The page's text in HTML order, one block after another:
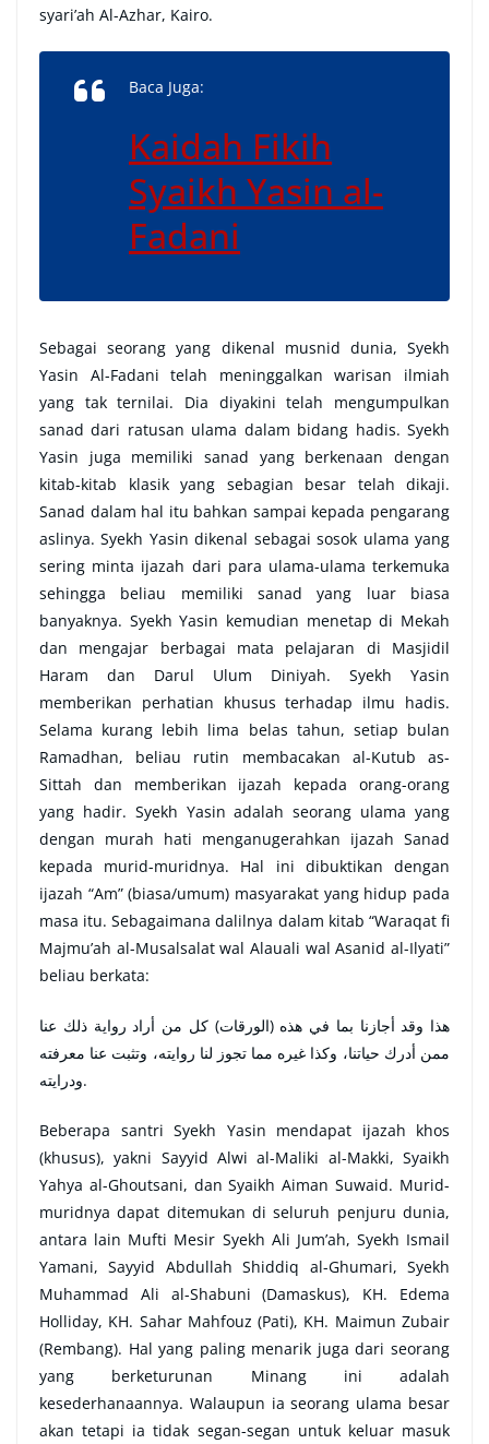
syari’ah Al-Azhar, Kairo.
Baca Juga:
Kaidah Fikih
Syaikh Yasin al-
Fadani
Sebagai seorang yang dikenal musnid dunia, Syekh
Yasin Al-Fadani telah meninggalkan warisan ilmiah
yang tak ternilai. Dia diyakini telah mengumpulkan
sanad dari ratusan ulama dalam bidang hadis. Syekh
Yasin juga memiliki sanad yang berkenaan dengan
kitab-kitab klasik yang sebagian besar telah dikaji.
Sanad dalam hal itu bahkan sampai kepada pengarang
aslinya. Syekh Yasin dikenal sebagai sosok ulama yang
sering minta ijazah dari para ulama-ulama terkemuka
sehingga beliau memiliki sanad yang luar biasa
banyaknya. Syekh Yasin kemudian menetap di Mekah
dan mengajar berbagai mata pelajaran di Masjidil
Haram dan Darul Ulum Diniyah. Syekh Yasin
memberikan perhatian khusus terhadap ilmu hadis.
Selama kurang lebih lima belas tahun, setiap bulan
Ramadhan, beliau rutin membacakan al-Kutub as-
Sittah dan memberikan ijazah kepada orang-orang
yang hadir. Syekh Yasin adalah seorang ulama yang
dengan murah hati menganugerahkan ijazah Sanad
kepada murid-muridnya. Hal ini dibuktikan dengan
ijazah “Am” (biasa/umum) masyarakat yang hidup pada
masa itu. Sebagaimana dalilnya dalam kitab “Waraqat fi
Majmu’ah al-Musalsalat wal Alauali wal Asanid al-Ilyati”
beliau berkata:
هذا وقد أجازنا بما في هذه (الورقات) كل من أراد رواية ذلك عنا
ممن أدرك حياتنا، وكذا غيره مما تجوز لنا روايته، وتثبت عنا معرفته
ودرايته.
Beberapa santri Syekh Yasin mendapat ijazah khos
(khusus), yakni Sayyid Alwi al-Maliki al-Makki, Syaikh
Yahya al-Ghoutsani, dan Syaikh Aiman ​​Suwaid. Murid-
muridnya dapat ditemukan di seluruh penjuru dunia,
antara lain Mufti Mesir Syekh Ali Jum’ah, Syekh Ismail
Yamani, Sayyid Abdullah Shiddiq al-Ghumari, Syekh
Muhammad Ali al-Shabuni (Damaskus), KH. Edema
Holliday, KH. Sahar Mahfouz (Pati), KH. Maimun Zubair
(Rembang). Hal yang paling menarik juga dari seorang
yang berketurunan Minang ini adalah
kesederhanaannya. Walaupun ia seorang ulama besar
akan tetapi ia tidak segan-segan untuk keluar masuk